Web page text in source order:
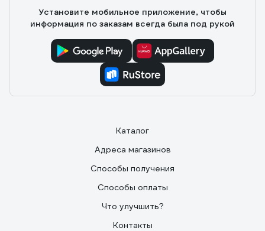
Установите мобильное приложение, чтобы
информация по заказам всегда была под рукой
Каталог
Адреса магазинов
Способы получения
Способы оплаты
Что улучшить?
Контакты